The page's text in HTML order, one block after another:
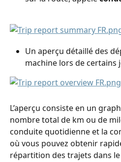
Un aperçu détaillé des
machine lors de certains
L’aperçu consiste en un
nombre total de km ou de
conduite quotidienne et la
où vous pouvez obtenir
répartition des trajets dans